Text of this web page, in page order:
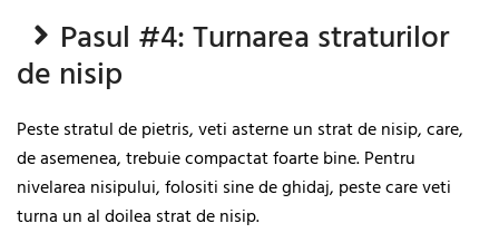
Pasul #4: Turnarea straturilor
de nisip
Peste stratul de pietris, veti asterne un strat de nisip, care,
de asemenea, trebuie compactat foarte bine. Pentru
nivelarea nisipului, folositi sine de ghidaj, peste care veti
turna un al doilea strat de nisip.